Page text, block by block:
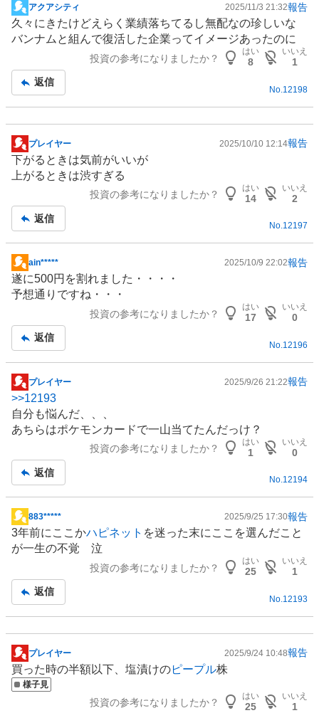
掲
示
板
アクアシティ 2025/11/3 21:32報告
久々にきたけどえらく業績落ちてるし無配なの珍しいな
バンナムと組んで復活した企業ってイメージあったのに
投資の参考になりましたか？
はい
8
いいえ
1
返信
No. 12198
掲
示
板
プレイヤー 2025/10/10 12:14報告
下がるときは気前がいいが
上がるときは渋すぎる
投資の参考になりましたか？
はい
14
いいえ
2
返信
No.12197
掲
示
板
ain***** 2025/10/9 22:02報告
遂に500円を割れました・・・・
予想通りですね・・・
投資の参考になりましたか？
はい
17
いいえ
0
返信
No. 12196
掲
示
板
記
プレイヤー 2025/9/26 21:22報告
>>12193
自分も悩んだ、、、
あちらはポケモンカードで一山当てたんだっけ？
投資の参考になりましたか？
はい
1
いいえ
0
返信
No.12194
掲
示
板
883***** 2025/9/25 17:30報告
3年前にここかハピネット を迷った末にここを選んだこと
が一生の不覚 泣
投資の参考になりましたか？
はい
25
いいえ
1
返信
No. 12193
掲
示
板
プレイヤー 2025/9/24 10:48報告
買った時の半額以下、塩漬けのピープル株
様子見
投資の参考になりましたか？
はい
25
いいえ
1